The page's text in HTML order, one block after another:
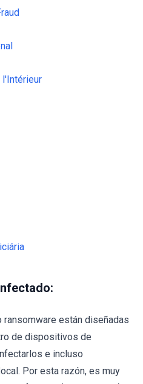
están diseñadas
de dispositivos de
e incluso
Por esta razón, es muy